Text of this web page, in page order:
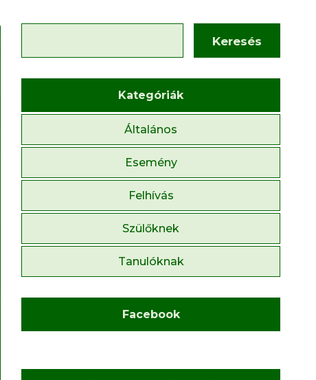
Keresés
Kategóriák
Általános
Esemény
Felhívás
Szülőknek
Tanulóknak
Facebook